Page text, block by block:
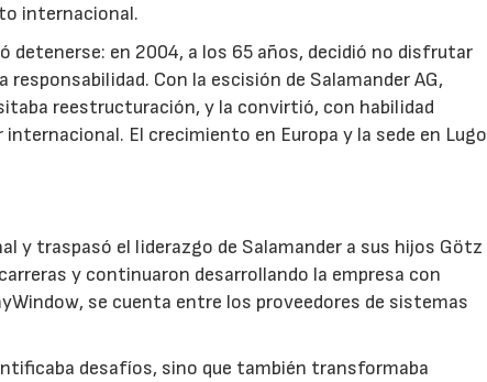
internacional.
detenerse: en 2004, a los 65 años, decidió no disfrutar
Con la escisión de Salamander AG,
reestructuración, y la convirtió, con habilidad
El crecimiento en Europa y la sede en Lugo
y traspasó el liderazgo de Salamander a sus hijos Götz
y continuaron desarrollando la empresa con
se cuenta entre los proveedores de sistemas
desafíos, sino que también transformaba